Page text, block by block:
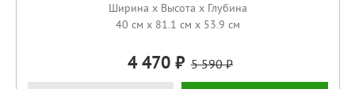
Ширина x Высота x Глубина
40 см x 81.1 см x 53.9 см
4 470 5 590